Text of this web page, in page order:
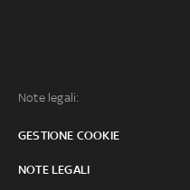
Note legali:
GESTIONE COOKIE
NOTE LEGALI